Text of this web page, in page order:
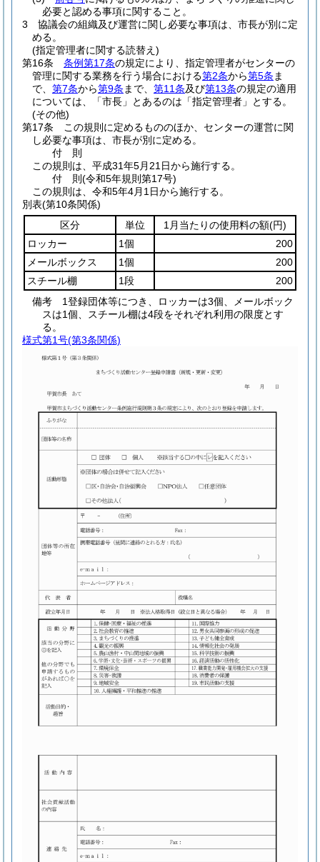
必要と認める事項に関すること。
3
協議会の組織及び運営に関し必要な事項は、市長が別に定
める。
(指定管理者に関する読替え)
第16条
条例第17条の規定により、指定管理者がセンターの
管理に関する業務を行う場合における第2条から第5条 ま
で、 第7条から第9条 まで、 第11条及び第13条の規定の適用
については、「市長」とあるのは「指定管理者」とする。
(その他)
第17条
この規則に定めるもののほか、センターの運営に関
し必要な事項は、市長が別に定める。
付 則
この規則は、平成31年5月21日から施行する。
付 則(令和5年規則第17号)
この規則は、令和5年4月1日から施行する。
別表(第10条関係)
区分
単位 1月当たりの使用料の額(円)
ロッカー
1個
200
メールボックス
1個
200
スチール棚
1段
200
備考 1登録団体等につき、ロッカーは3個、メールボック
スは1個、スチール棚は4段をそれぞれ利用の限度とす
る。
様式第1号(第3条関係)